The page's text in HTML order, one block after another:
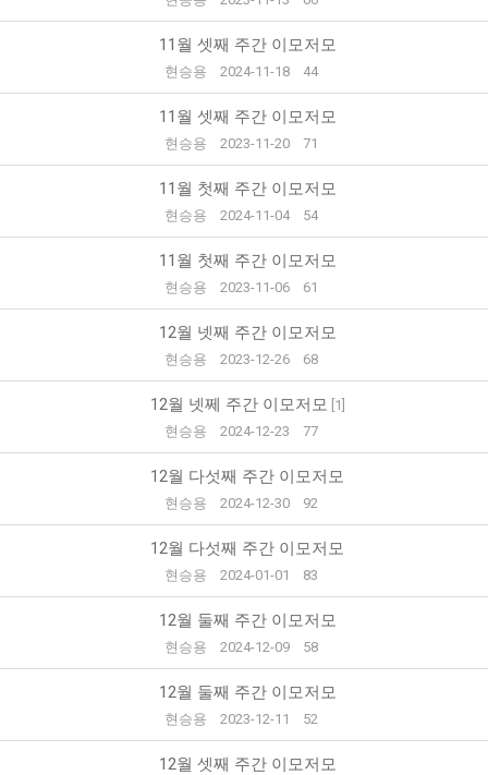
11월 셋째 주간 이모저모
현승용 2024-11-18 44
11월 셋째 주간 이모저모
현승용 2023-11-20 71
11월 첫째 주간 이모저모
현승용 2024-11-04 54
11월 첫째 주간 이모저모
현승용 2023-11-06 61
12월 넷째 주간 이모저모
현승용 2023-12-26 68
12월 넷쩨 주간 이모저모 [1]
현승용
2024-12-23 77
12월 다섯째 주간 이모저모
현승용 2024-12-30 92
12월 다섯째 주간 이모저모
현승용 2024-01-01 83
12월 둘째 주간 이모저모
현승용 2024-12-09 58
12월 둘째 주간 이모저모
현승용 2023-12-11 52
12월 셋째 주간 이모저모